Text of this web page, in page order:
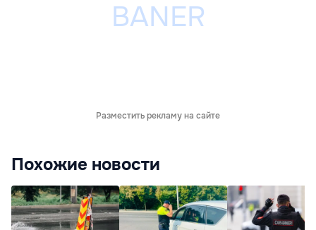
Разместить рекламу на сайте
Похожие новости